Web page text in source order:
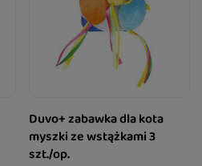
Duvo+ zabawka dla kota
myszki ze wstążkami 3
szt./op.